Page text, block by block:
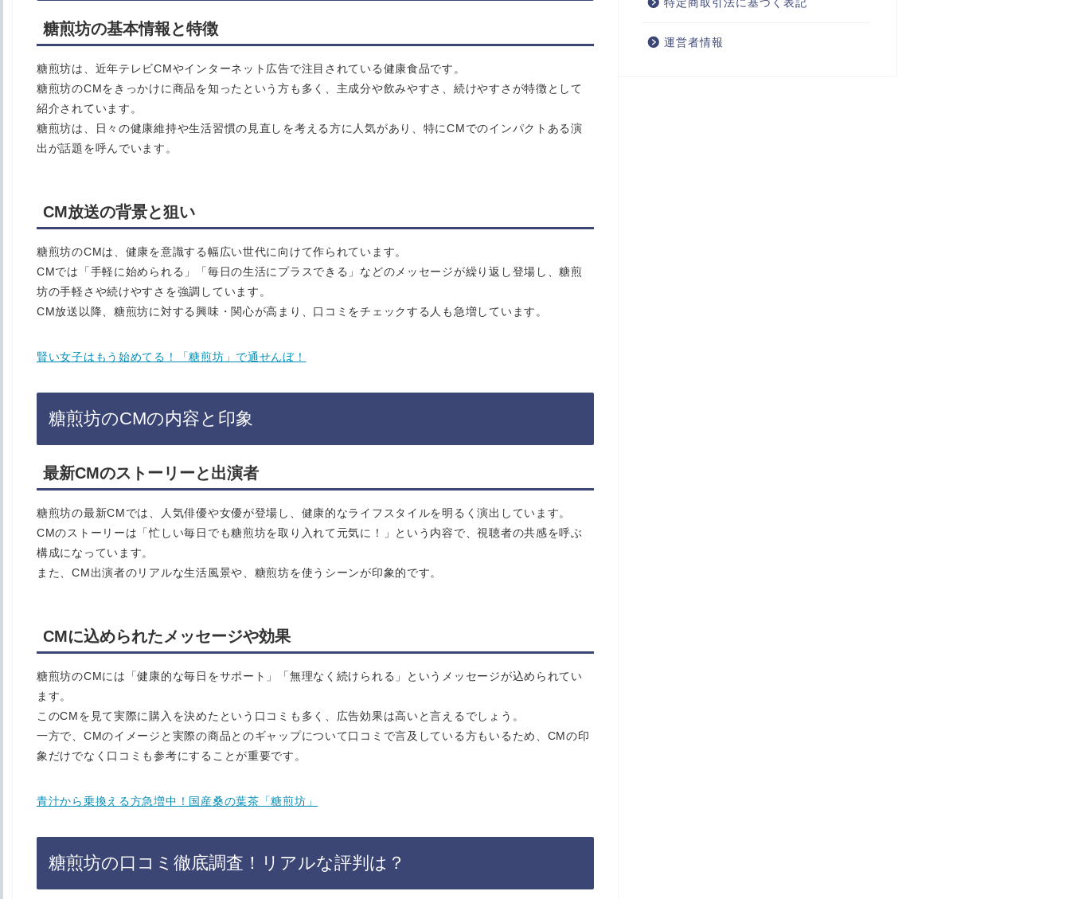
糖煎坊の基本情報と特徴
糖煎坊は、近年テレビCMやインターネット広告で注目されている健康食品です。
糖煎坊のCMをきっかけに商品を知ったという方も多く、主成分や飲みやすさ、続けやすさが特徴として
紹介されています。
糖煎坊は、日々の健康維持や生活習慣の見直しを考える方に人気があり、特にCMでのインパクトある演
出が話題を呼んでいます。
CM放送の背景と狙い
糖煎坊のCMは、健康を意識する幅広い世代に向けて作られています。
CMでは「手軽に始められる」「毎日の生活にプラスできる」などのメッセージが繰り返し登場し、糖煎
坊の手軽さや続けやすさを強調しています。
CM放送以降、糖煎坊に対する興味・関心が高まり、口コミをチェックする人も急増しています。
賢い女子はもう始めてる！「糖煎坊」で通せんぼ！
糖煎坊のCMの内容と印象
最新CMのストーリーと出演者
糖煎坊の最新CMでは、人気俳優や女優が登場し、健康的なライフスタイルを明るく演出しています。
CMのストーリーは「忙しい毎日でも糖煎坊を取り入れて元気に！」という内容で、視聴者の共感を呼ぶ
構成になっています。
また、CM出演者のリアルな生活風景や、糖煎坊を使うシーンが印象的です。
CMに込められたメッセージや効果
糖煎坊のCMには「健康的な毎日をサポート」「無理なく続けられる」というメッセージが込められてい
ます。
このCMを見て実際に購入を決めたという口コミも多く、広告効果は高いと言えるでしょう。
一方で、CMのイメージと実際の商品とのギャップについて口コミで言及している方もいるため、CMの印
象だけでなく口コミも参考にすることが重要です。
青汁から乗換える方急増中！国産桑の葉茶「糖煎坊」
糖煎坊の口コミ徹底調査！リアルな評判は？
運営者情報